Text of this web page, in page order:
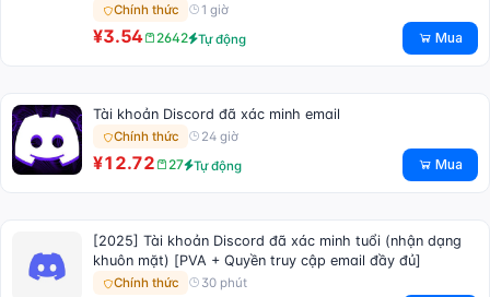
Chính thức 1 giờ
¥3.54 2642 Tự động Mua
Tài khoản Discord đã xác minh email
Chính thức 24 giờ
¥12.72 27 Tự động Mua
[2025] Tài khoản Discord đã xác minh tuổi (nhận dạng
khuôn mặt) [PVA + Quyền truy cập email đầy đủ]
Chính thức 30 phút